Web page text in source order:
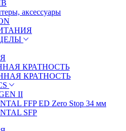
аксессуары
КРАТНОСТЬ
КРАТНОСТЬ
II
FFP ED Zero Stop 34 мм
SFP